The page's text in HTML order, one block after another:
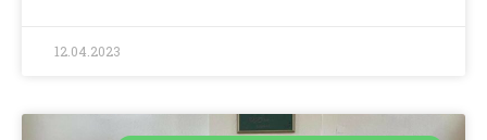
12.04.2023